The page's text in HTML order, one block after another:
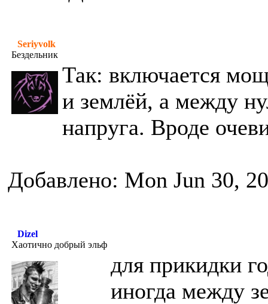
Seriyvolk
Бездельник
Так: включается
и землёй, а между
напруга. Вроде
Добавлено: Mon Jun 30,
Dizel
Хаотично добрый эльф
для прикидки
иногда между